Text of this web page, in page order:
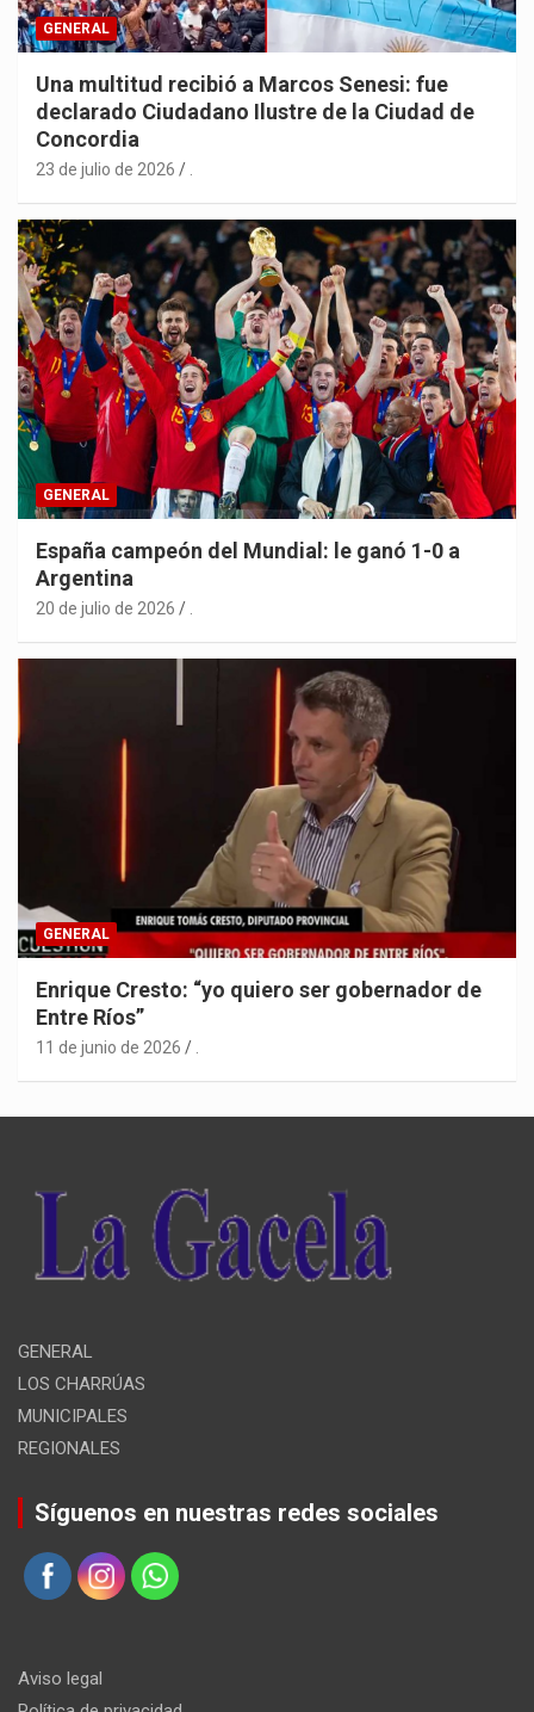
GENERAL
Una multitud recibió a Marcos Senesi: fue
declarado Ciudadano Ilustre de la Ciudad de
Concordia
23 de julio de 2026 .
GENERAL
España campeón del Mundial: le ganó 1-0 a
Argentina
20 de julio de 2026
GENERAL
Enrique Cresto: “yo quiero ser gobernador de
Entre Ríos”
11 de junio de 2026
GENERAL
LOS CHARRÚAS
MUNICIPALES
REGIONALES
Síguenos en nuestras redes sociales
Aviso legal